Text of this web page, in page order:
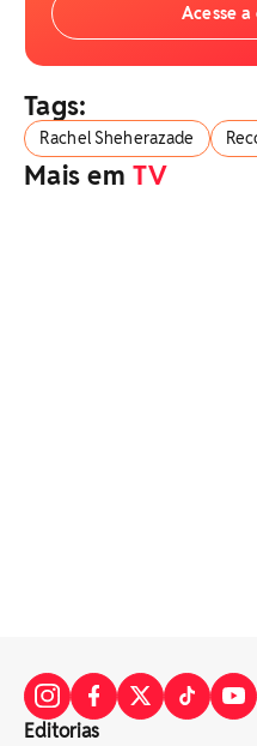
Acesse
Tags:
Rachel Sheherazade
Mais emTV
Editorias